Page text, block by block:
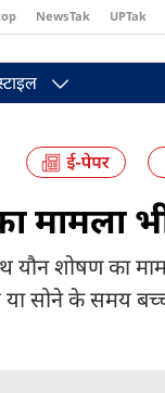
NewsTak UPTak
मामला
यौन शोषण का
या सोने के समय